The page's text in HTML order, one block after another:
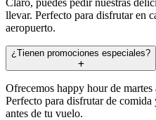
llevar. Perfecto para disfrutar en
aeropuerto.
¿Tienen promociones especiales?
Ofrecemos happy hour de
Perfecto para disfrutar de comida
antes de tu vuelo.